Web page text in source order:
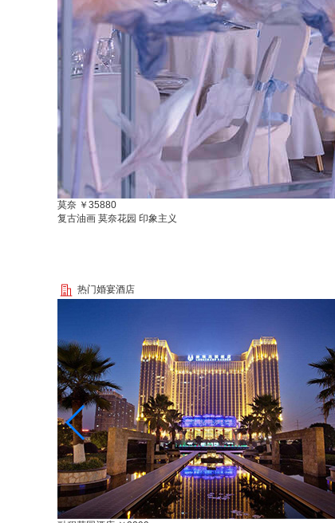
莫奈 ￥35880
复古油画 莫奈花园 印象主义
热门婚宴酒店